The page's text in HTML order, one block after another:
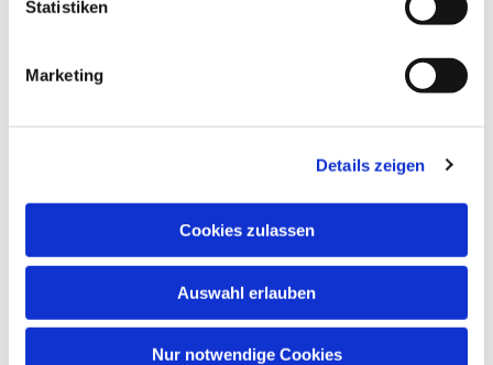
Statistiken
Marketing
Details zeigen
Cookies zulassen
Auswahl erlauben
Nur notwendige Cookies